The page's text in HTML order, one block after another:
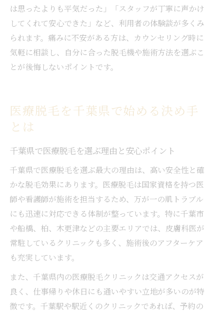
は思ったよりも平気だった」「スタッフが丁寧に声かけ
してくれて安心できた」など、利用者の体験談が多くみ
られます。痛みに不安がある方は、カウンセリング時に
気軽に相談し、自分に合った脱毛機や施術方法を選ぶこ
とが後悔しないポイントです。
医療脱毛を千葉県で始める決め手
とは
千葉県で医療脱毛を選ぶ理由と安心ポイント
千葉県で医療脱毛を選ぶ最大の理由は、高い安全性と確
かな脱毛効果にあります。医療脱毛は国家資格を持つ医
師や看護師が施術を担当するため、万が一の肌トラブル
にも迅速に対応できる体制が整っています。特に千葉市
や船橋、柏、木更津などの主要エリアでは、皮膚科医が
常駐しているクリニックも多く、施術後のアフターケア
も充実しています。
また、千葉県内の医療脱毛クリニックは交通アクセスが
良く、仕事帰りや休日にも通いやすい立地が多いのが特
徴です。千葉駅や駅近くのクリニックであれば、予約の